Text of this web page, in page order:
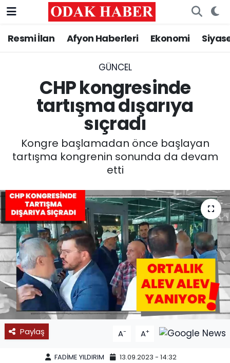
Resmi İlan Afyon Haberleri Ekonomi
GÜNCEL
CHP kongresinde
tartışma dışarıya
sıçradı
Kongre başlamadan önce başlayan
tartışma kongrenin sonunda da devam
etti
Paylaş A- A+
FADİME YILDIRIM 13.09.2023 - 14:32
AFYONKARAHİSAR HABERLERİ
ASAYİŞ
SİYASET
MAGAZİN
SAĞLIK
SPOR
11:11 MANŞET
Nöbetçi Eczaneler
Trafik Durumu
Süper Lig Puan Durumu ve Fikstür
Tüm Manşetler
Son Dakika Haberleri
Haber Arşivi